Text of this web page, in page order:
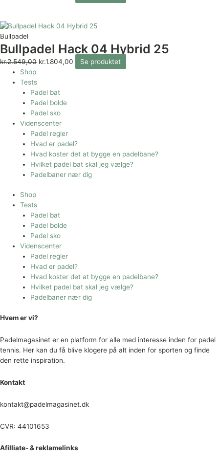
Bullpadel
Bullpadel Hack 04 Hybrid 25
kr.2.549,00 kr.1.804,00
Se produktet
Shop
Tests
Padel bat
Padel bolde
Padel sko
Videnscenter
Padel regler
Hvad er padel?
Hvad koster det at bygge en padelbane?
Hvilket padel bat skal jeg vælge?
Padelbaner nær dig
Shop
Tests
Padel bat
Padel bolde
Padel sko
Videnscenter
Padel regler
Hvad er padel?
Hvad koster det at bygge en padelbane?
Hvilket padel bat skal jeg vælge?
Padelbaner nær dig
Hvem er vi?
Padelmagasinet er en platform for alle med interesse inden for padel
tennis. Her kan du få blive klogere på alt inden for sporten og finde
den rette inspiration.
Kontakt
kontakt@padelmagasinet.dk
CVR: 44101653
Afilliate- & reklamelinks